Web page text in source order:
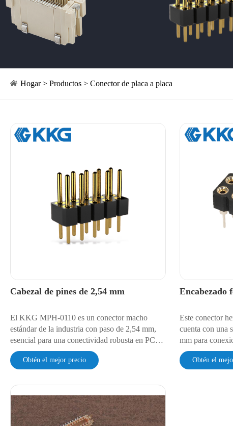
Hogar> Productos > Conector de placa a placa
Cabezal de pines de 2,54 mm
El KKG MPH-0110 es un conector macho
estándar de la industria con paso de 2,54 mm,
esencial para una conectividad robusta en PCB.
Diseñado para montaje en orificio pasante,
proporciona una base estable para conexiones
certificación CE, SGS e ISO 9001, garantiza
una transferencia de señal y alimentación fiable
para cualquier aplicación.
Obtén el mejor precio
Encabezado
Este conector
cuenta con una
mm para
montaje en
chapados en
Obtén el